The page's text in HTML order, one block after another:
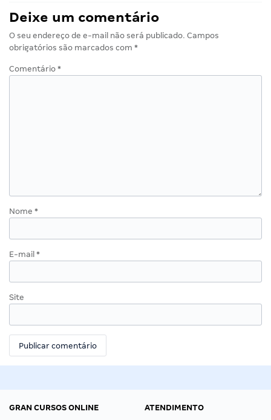
Deixe um comentário
O seu endereço de e-mail não será publicado. Campos
obrigatórios são marcados com *
Comentário *
Nome *
E-mail *
Site
GRAN CURSOS ONLINE
ATENDIMENTO